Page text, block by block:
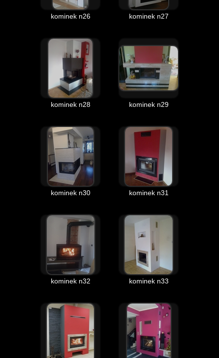
kominek n26 kominek n27
kominek n28 kominek n29
kominek n30 kominek n31
kominek n32 kominek n33